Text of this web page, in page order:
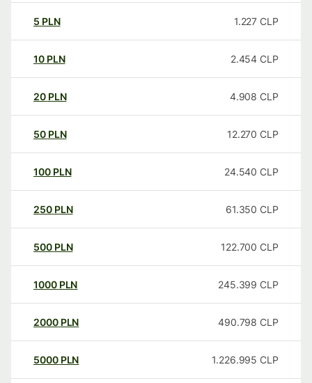
5 PLN 1.227 CLP
10 PLN 2.454 CLP
20 PLN 4.908 CLP
50 PLN 12.270 CLP
100 PLN 24.540 CLP
250 PLN 61.350 CLP
500 PLN 122.700 CLP
1000 PLN 245.399 CLP
2000 PLN 490.798 CLP
5000 PLN 1.226.995 CLP